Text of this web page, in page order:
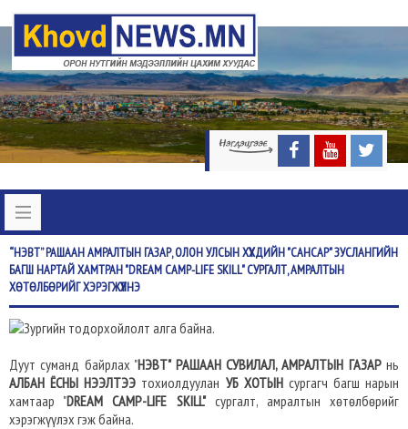
“НЭВТ”РАШААН АМРАЛТЫН ГАЗАР, ОЛОН УЛСЫН ХҮҮХДИЙН "САНСАР" ЗУСЛАНГИЙН
БАГШ НАРТАЙ ХАМТРАН "DREAM CAMP-LIFE SKILL" СУРГАЛТ, АМРАЛТЫН
ХӨТӨЛБӨРИЙГ ХЭРЭГЖҮҮЛНЭ
Дуут суманд байрлах "НЭВТ" РАШААН СУВИЛАЛ, АМРАЛТЫН ГАЗАРнь
АЛБАН ЁСНЫ НЭЭЛТЭЭ тохиолдуулан УБ ХОТЫНсургагч багш нарын
хамтаар "DREAM CAMP-LIFE SKILL"сургалт, амралтын хөтөлбөрийг
хэрэгжүүлэх гэж байна.